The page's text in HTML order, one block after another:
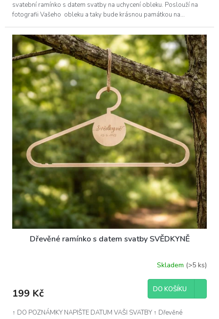
svatební ramínko s datem svatby na uchycení obleku. Poslouží na
fotografii Vašeho obleku a taky bude krásnou památkou na...
Dřevěné ramínko s datem svatby SVĚDKYNĚ
Skladem (>5 ks)
199 Kč DO KOŠÍKU
↑ DO POZNÁMKY NAPIŠTE DATUM VAŠI SVATBY ↑ Dřevěné